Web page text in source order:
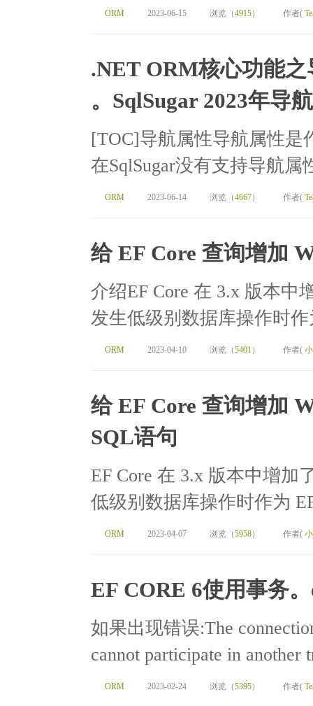
ORM 2023-06-15 浏览（4915） 作者(
.NET ORM核心功能之
。SqlSugar 2023年导
[TOC]导航属性导航属性是
在SqlSugar没有支持导航
ORM 2023-06-14 浏览（4667） 作者(
给 EF Core 查询增加
介绍EF Core 在 3.x 版本中
发生低级别数据库操作时
ORM 2023-04-10 浏览（5401） 作者(
给 EF Core 查询增加
SQL语句
EF Core 在 3.x 版本中增加
低级别数据库操作时作为
ORM 2023-04-07 浏览（5958） 作者(
EF CORE 6使用事务
如果出现错误:The
cannot participate in another
ORM 2023-02-24 浏览（5395） 作者(